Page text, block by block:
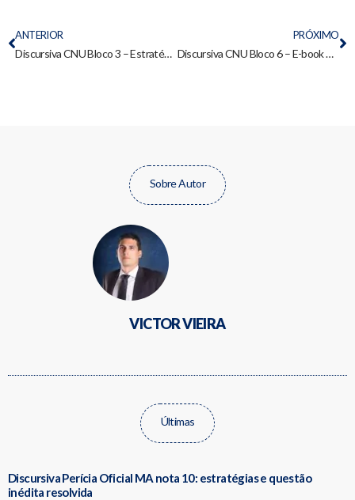
ANTERIOR
Discursiva CNU Bloco 3 – Estratégias para nota máxima e questão inédita
PRÓXIMO
Discursiva CNU Bloco 6 – E-book gratuito para nota 10
Sobre Autor
VICTOR VIEIRA
Últimas
Discursiva Perícia Oficial MA nota 10: estratégias e questão
inédita resolvida